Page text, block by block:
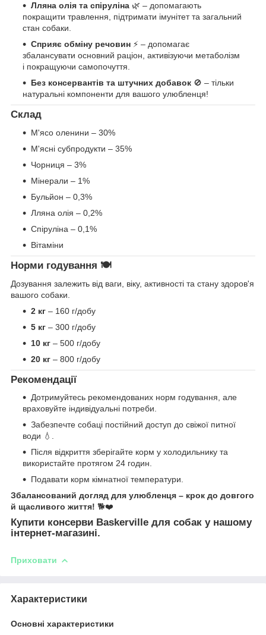
Лляна олія та спіруліна 🌿 – допомагають
покращити травлення, підтримати імунітет та загальний
стан собаки.
Сприяє обміну речовин ⚡ – допомагає
збалансувати основний раціон, активізуючи метаболізм
і покращуючи самопочуття.
Без консервантів та штучних добавок 🚫 – тільки
натуральні компоненти для вашого улюбленця!
Склад
М'ясо оленини – 30%
М'ясні субпродукти – 35%
Чорниця – 3%
Мінерали – 1%
Бульйон – 0,3%
Лляна олія – 0,2%
Спіруліна – 0,1%
Вітаміни
Норми годування 🍽️
Дозування залежить від ваги, віку, активності та стану здоров'я
вашого собаки.
2 кг – 160 г/добу
5 кг – 300 г/добу
10 кг – 500 г/добу
20 кг – 800 г/добу
Рекомендації
Дотримуйтесь рекомендованих норм годування, але
враховуйте індивідуальні потреби.
Забезпечте собаці постійний доступ до свіжої питної
води 💧.
Після відкриття зберігайте корм у холодильнику та
використайте протягом 24 годин.
Подавати корм кімнатної температури.
Збалансований догляд для улюбленця – крок до довгого
й щасливого життя! 🐕❤️
Купити консерви Baskerville для собак у нашому
інтернет-магазині.
Приховати
Характеристики
Основні характеристики